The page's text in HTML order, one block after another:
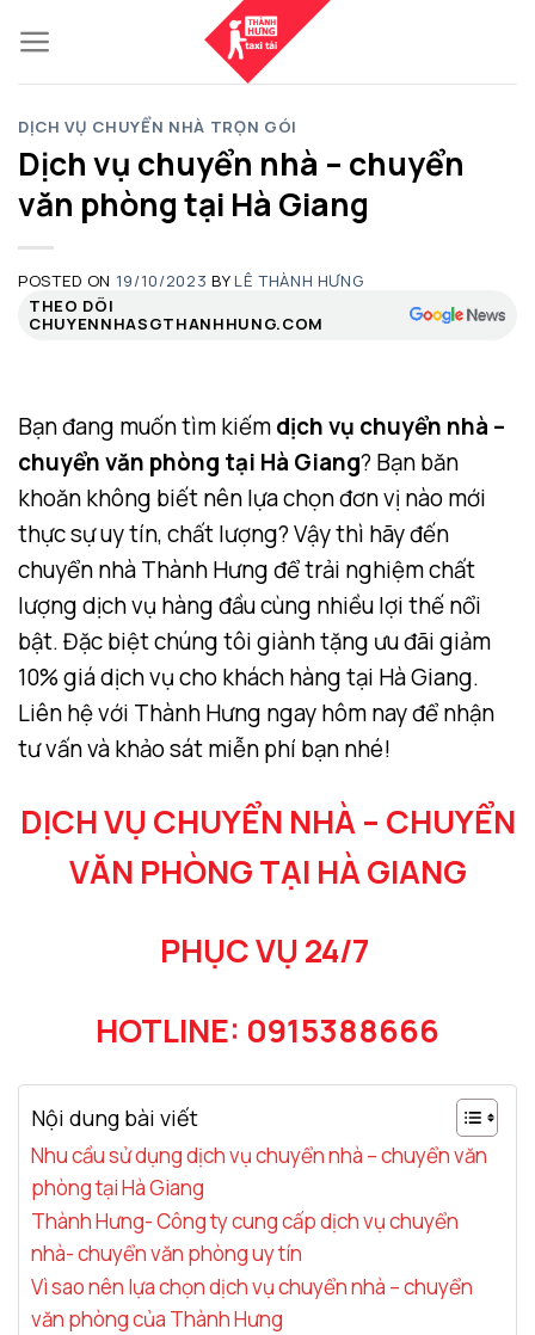
to
content
DỊCH VỤ CHUYỂN NHÀ TRỌN GÓI
Dịch vụ chuyển nhà – chuyển
văn phòng tại Hà Giang
POSTED ON 19/10/2023 BY LÊ THÀNH HƯNG
THEO DÕI
CHUYENNHASGTHANHHUNG.COM
Bạn đang muốn tìm kiếmdịch vụ chuyển nhà –
chuyển văn phòng tại Hà Giang? Bạn băn
khoăn không biết nên lựa chọn đơn vị nào mới
thực sự uy tín, chất lượng? Vậy thì hãy đến
chuyển nhà Thành Hưng để trải nghiệm chất
lượng dịch vụ hàng đầu cùng nhiều lợi thế nổi
bật. Đặc biệt chúng tôi giành tặng ưu đãi giảm
10% giá dịch vụ cho khách hàng tại Hà Giang.
Liên hệ với Thành Hưng ngay hôm nay để nhận
tư vấn và khảo sát miễn phí bạn nhé!
DỊCH VỤ CHUYỂN NHÀ – CHUYỂN
VĂN PHÒNG TẠI HÀ GIANG
PHỤC VỤ 24/7
HOTLINE: 0915388666
Nội dung bài viết
Nhu cầu sử dụng dịch vụ chuyển nhà – chuyển văn
phòng tại Hà Giang
Thành Hưng- Công ty cung cấp dịch vụ chuyển
nhà- chuyển văn phòng uy tín
Vì sao nên lựa chọn dịch vụ chuyển nhà – chuyển
văn phòng của Thành Hưng